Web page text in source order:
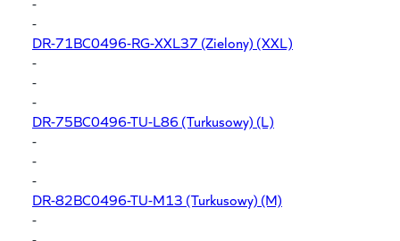
-
DR-71BC0496-RG-XXL37 (Zielony) (XXL)
-
-
-
DR-75BC0496-TU-L86 (Turkusowy) (L)
-
-
-
DR-82BC0496-TU-M13 (Turkusowy) (M)
-